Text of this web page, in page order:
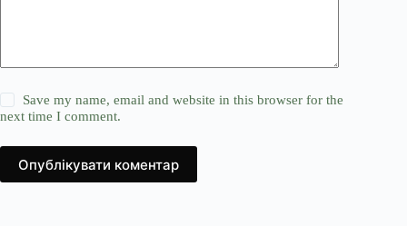
Save my name, email and website in this browser for the
next time I comment.
Опублікувати коментар